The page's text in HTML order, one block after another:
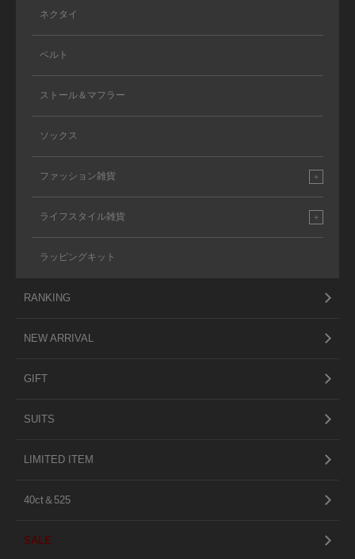
ネクタイ
ベルト
ストール＆マフラー
ソックス
ファッション雑貨
ライフスタイル雑貨
ラッピングキット
RANKING
NEW ARRIVAL
GIFT
SUITS
LIMITED ITEM
40ct＆525
SALE